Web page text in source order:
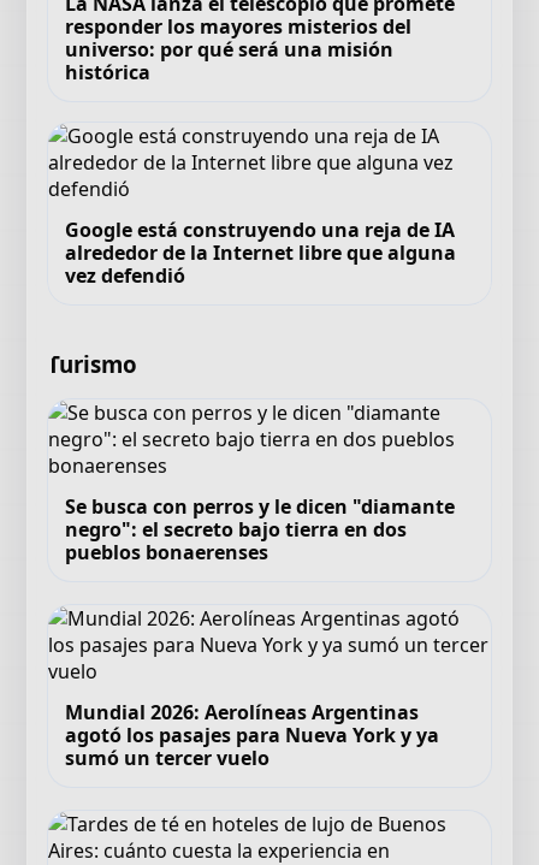
responder los mayores misterios del
universo: por qué será una misión
histórica
Google está construyendo una reja de IA
alrededor de la Internet libre que alguna
vez defendió
Turismo
Se busca con perros y le dicen "diamante
negro": el secreto bajo tierra en dos
pueblos bonaerenses
Mundial 2026: Aerolíneas Argentinas
agotó los pasajes para Nueva York y ya
sumó un tercer vuelo